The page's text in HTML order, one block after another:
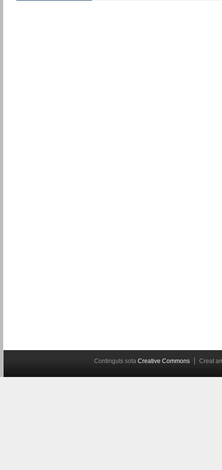
Continguts sota Creative Commons Creat